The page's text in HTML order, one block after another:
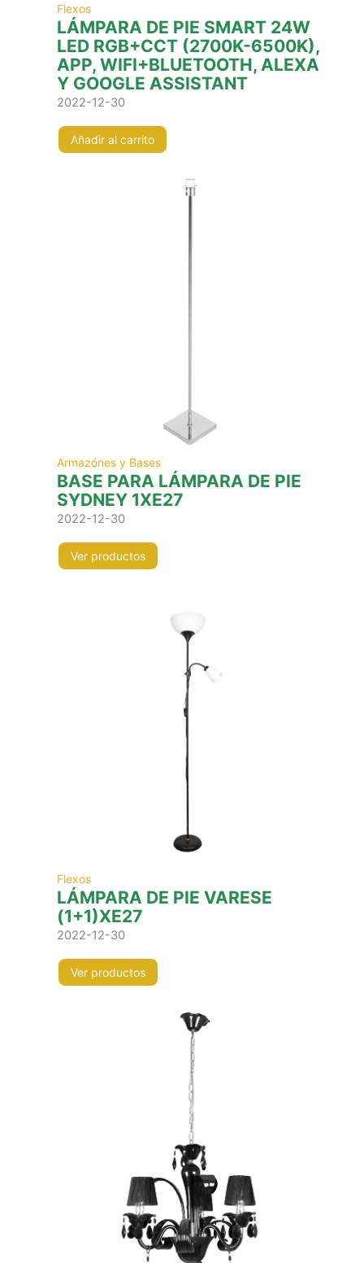
Flexos
LÁMPARA DE PIE SMART 24W
LED RGB+CCT (2700K-6500K),
APP, WIFI+BLUETOOTH, ALEXA
Y GOOGLE ASSISTANT
2022-12-30
Añadir al carrito
Armazónes y Bases
BASE PARA LÁMPARA DE PIE
SYDNEY 1XE27
2022-12-30
Ver productos
Flexos
LÁMPARA DE PIE VARESE
(1+1)XE27
2022-12-30
Ver productos